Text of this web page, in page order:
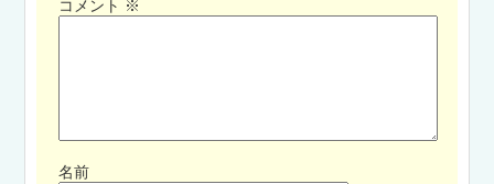
コメント ※
名前